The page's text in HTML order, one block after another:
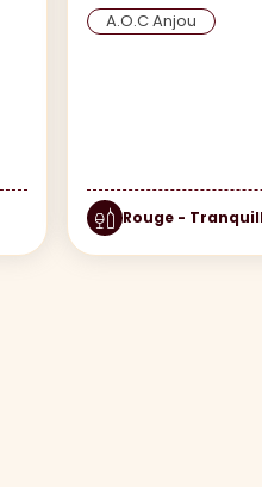
A.O.C Anjou
Rouge -